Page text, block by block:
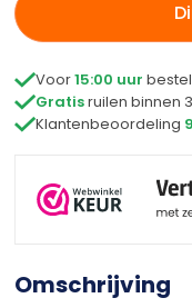
Voor15:00 uur
Gratisruilen binnen
Klantenbeoordeling
Omschrijving